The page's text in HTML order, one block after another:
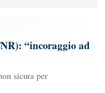
“incoraggio ad
sicura per